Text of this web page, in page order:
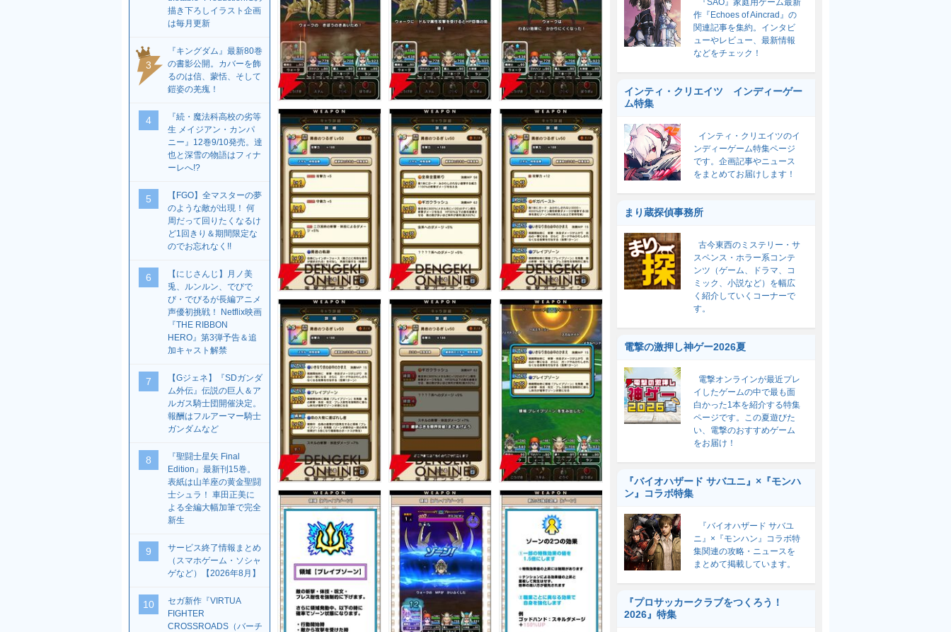
描き下ろしイラスト企画
は毎月更新
3
『キングダム』最新80巻
の書影公開。カバーを飾
るのは信、蒙恬、そして
鎧姿の羌瘣！
4
『続・魔法科高校の劣等
生 メイジアン・カンパ
ニー』12巻9/10発売。達
也と深雪の物語はフィナ
ーレへ!?
5
【FGO】全マスターの夢
のような敵が出現！ 何
周だって回りたくなるけ
ど1回きり＆期間限定な
のでお忘れなく!!
6
【にじさんじ】月ノ美
兎、ルンルン、でびで
び・でびるが長編アニメ
声優初挑戦！ Netflix映画
『THE RIBBON
HERO』第3弾予告＆追
加キャスト解禁
7
【Gジェネ】『SDガンダ
ム外伝』伝説の巨人＆ア
ルガス騎士団開催決定。
報酬はフルアーマー騎士
ガンダムなど
8
『聖闘士星矢 Final
Edition』最新刊15巻。
表紙は山羊座の黄金聖闘
士シュラ！ 車田正美に
よる全編大幅加筆で完全
新生
9
サービス終了情報まとめ
（スマホゲーム・ソシャ
ゲなど）【2026年8月】
10
セガ新作『VIRTUA
FIGHTER
CROSSROADS（バーチ
『SAO』家庭用ゲーム最新
作『Echoes of Aincrad』の
関連記事を集約。インタビ
ューやレビュー、最新情報
などをチェック！
インティ・クリエイツ インディーゲー
ム特集
インティ・クリエイツのイ
ンディーゲーム特集ページ
です。企画記事やニュース
をまとめてお届けします！
まり蔵探偵事務所
古今東西のミステリー・サ
スペンス・ホラー系コンテ
ンツ（ゲーム、ドラマ、コ
ミック、小説など）を幅広
く紹介していくコーナーで
す。
電撃の激押し神ゲー2026夏
電撃オンラインが最近プレ
イしたゲームの中で最も面
白かった1本を紹介する特集
ページです。この夏遊びた
い、電撃のおすすめゲーム
をお届け！
『バイオハザード サバユニ』×『モンハ
ン』コラボ特集
『バイオハザード サバユ
ニ』×『モンハン』コラボ特
集関連の攻略・ニュースを
まとめて掲載しています。
『プロサッカークラブをつくろう！
2026』特集